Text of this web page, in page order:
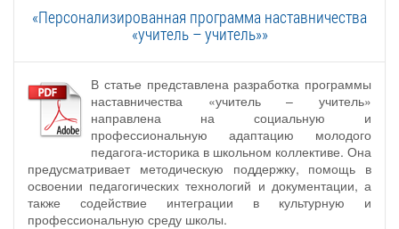
«Персонализированная программа наставничества
«учитель – учитель»»
В статье представлена разработка программы
наставничества «учитель – учитель»
направлена на социальную и
профессиональную адаптацию молодого
педагога-историка в школьном коллективе. Она
предусматривает методическую поддержку, помощь в
освоении педагогических технологий и документации, а
также содействие интеграции в культурную и
профессиональную среду школы.